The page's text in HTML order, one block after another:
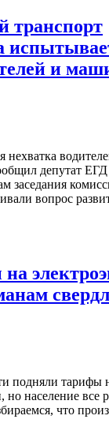
транспорт
и
нехватка
депутат
заседания
вопрос
подняли тарифы
но население все
что